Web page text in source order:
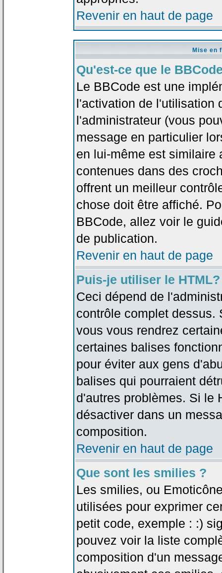
Revenir en haut de page
Mise en
Qu'est-ce que le
Le BBCode est une
l'activation de l'utilisation
l'administrateur (vous
message en particulier
en lui-même est similaire
contenues dans des
offrent un meilleur
chose doit être affiché.
BBCode, allez voir le
de publication.
Revenir en haut de page
Puis-je utiliser le HTML?
Ceci dépend de
contrôle complet dessus.
vous vous rendrez
certaines balises
pour éviter aux gens
balises qui pourraient
d'autres problèmes. Si le
désactiver dans un
composition.
Revenir en haut de page
Que sont les smilies ?
Les smilies, ou
utilisées pour exprimer
petit code, exemple : :)
pouvez voir la liste
composition d'un